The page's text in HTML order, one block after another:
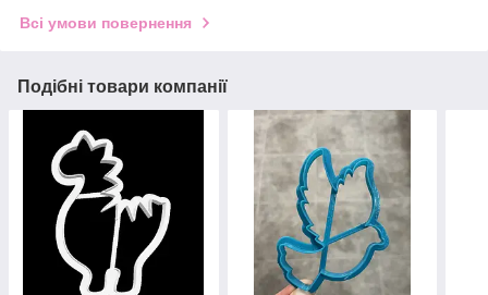
Всі умови повернення
Подібні товари компанії